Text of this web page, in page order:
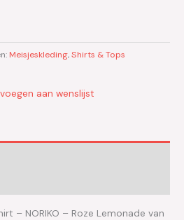
Meisjeskleding,Shirts & Tops
aan wenslijst
– NORIKO – Roze Lemonade van